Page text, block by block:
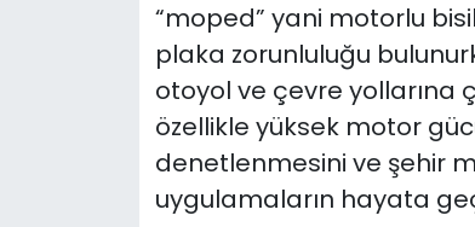
“moped” yani motorlu
plaka zorunluluğu
otoyol ve çevre yollarına
özellikle yüksek motor
denetlenmesini ve şehir
uygulamaların hayata